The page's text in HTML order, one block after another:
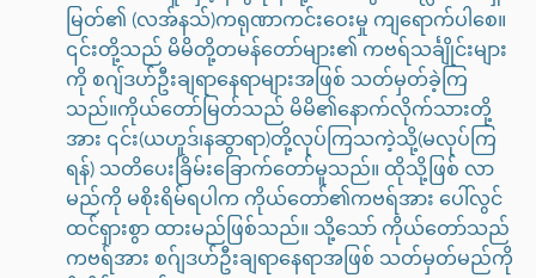
မြတ်၏ (လအ်နသ်)ကရုဏာကင်းဝေးမှု ကျရောက်ပါစေ။
၎င်းတို့သည် မိမိတို့တမန်တော်များ၏ ကဗရ်သင်္ချိုင်းများ
ကို စဂျ်ဒဟ်ဦးချရာနေရာများအဖြစ် သတ်မှတ်ခဲ့ကြ
သည်။ကိုယ်တော်မြတ်သည် မိမိ၏နောက်လိုက်သားတို့
အား ၎င်း(ယဟူဒ်၊နဆွာရာ)တို့လုပ်ကြသကဲ့သို့(မလုပ်ကြ
ရန်) သတိပေးခြိမ်းခြောက်တော်မူသည်။ ထိုသို့ဖြစ် လာ
မည်ကို မစိုးရိမ်ရပါက ကိုယ်တော်၏ကဗရ်အား ပေါ်လွင်
ထင်ရှားစွာ ထားမည်ဖြစ်သည်။ သို့သော် ကိုယ်တော်သည်
ကဗရ်အား စဂ်ျဒဟ်ဦးချရာနေရာအဖြစ် သတ်မှတ်မည်ကို